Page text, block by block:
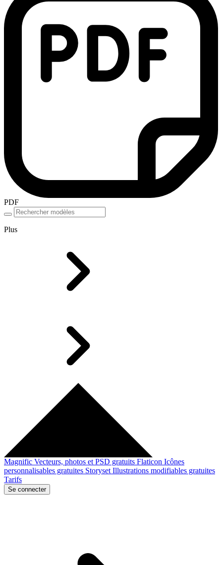
PDF
Plus
Magnific Vecteurs, photos et PSD gratuits Flaticon Icônes
personnalisables gratuites Storyset Illustrations modifiables gratuites
Tarifs
Se connecter